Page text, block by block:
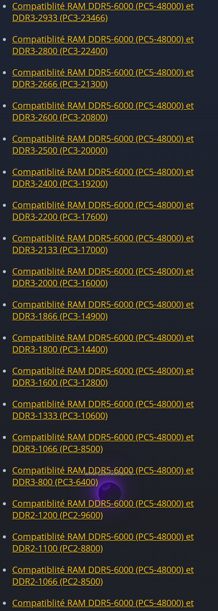
Compatiblité RAM DDR5-6000 (PC5-48000) et
DDR3-2933 (PC3-23466)
Compatiblité RAM DDR5-6000 (PC5-48000) et
DDR3-2800 (PC3-22400)
Compatiblité RAM DDR5-6000 (PC5-48000) et
DDR3-2666 (PC3-21300)
Compatiblité RAM DDR5-6000 (PC5-48000) et
DDR3-2600 (PC3-20800)
Compatiblité RAM DDR5-6000 (PC5-48000) et
DDR3-2500 (PC3-20000)
Compatiblité RAM DDR5-6000 (PC5-48000) et
DDR3-2400 (PC3-19200)
Compatiblité RAM DDR5-6000 (PC5-48000) et
DDR3-2200 (PC3-17600)
Compatiblité RAM DDR5-6000 (PC5-48000) et
DDR3-2133 (PC3-17000)
Compatiblité RAM DDR5-6000 (PC5-48000) et
DDR3-2000 (PC3-16000)
Compatiblité RAM DDR5-6000 (PC5-48000) et
DDR3-1866 (PC3-14900)
Compatiblité RAM DDR5-6000 (PC5-48000) et
DDR3-1800 (PC3-14400)
Compatiblité RAM DDR5-6000 (PC5-48000) et
DDR3-1600 (PC3-12800)
Compatiblité RAM DDR5-6000 (PC5-48000) et
DDR3-1333 (PC3-10600)
Compatiblité RAM DDR5-6000 (PC5-48000) et
DDR3-1066 (PC3-8500)
Compatiblité RAM DDR5-6000 (PC5-48000) et
DDR3-800 (PC3-6400)
Compatiblité RAM DDR5-6000 (PC5-48000) et
DDR2-1200 (PC2-9600)
Compatiblité RAM DDR5-6000 (PC5-48000) et
DDR2-1100 (PC2-8800)
Compatiblité RAM DDR5-6000 (PC5-48000) et
DDR2-1066 (PC2-8500)
Compatiblité RAM DDR5-6000 (PC5-48000) et